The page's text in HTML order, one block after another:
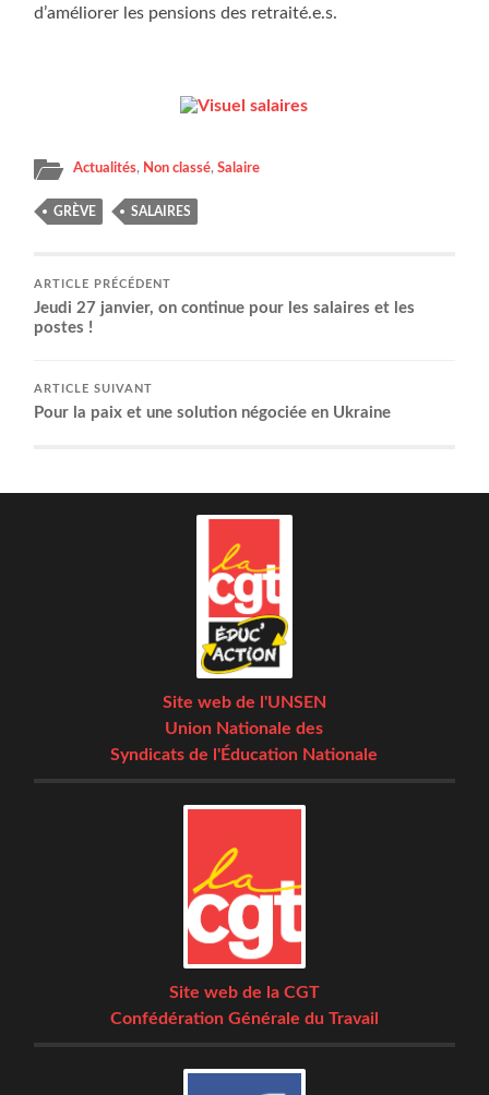
d’améliorer les pen­sions des retraité.e.s.
Actualités, Non classé,Salaire
GRÈVE SALAIRES
ARTICLE PRÉCÉDENT
Jeu­di 27 jan­vier, on conti­nue pour les salaires et les
postes !
ARTICLE SUIVANT
Pour la paix et une solu­tion négo­ciée en Ukraine
Site web de l'UNSEN
Union Nationale des
Syndicats de l'Éducation Nationale
Site web de la CGT
Confédération Générale du Travail